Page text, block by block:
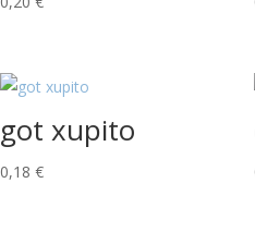
got xupito
0,18 €